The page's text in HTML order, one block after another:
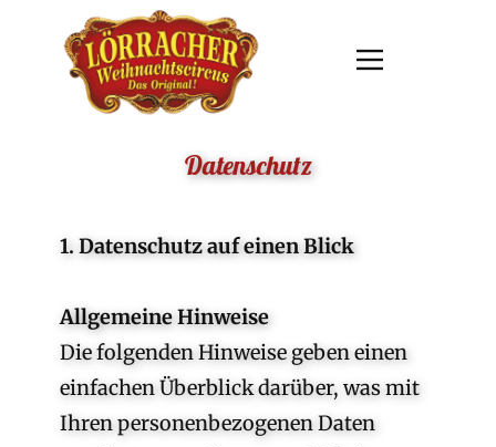
Datenschutz
1. Datenschutz auf einen Blick
Allgemeine Hinweise
Die folgenden Hinweise geben einen
einfachen Überblick darüber, was mit
Ihren personenbezogenen Daten